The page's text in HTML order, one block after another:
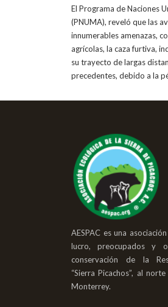
El Programa de Naciones
(PNUMA), reveló que las
innumerables amenazas,
agrícolas, la caza furtiva,
su trayecto de largas
precedentes, debido a la
AESPAC es una
lucro, preocupados y
conservación de la
“Sierra Picachos”, al
Monterrey.